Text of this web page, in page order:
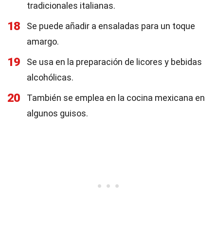
tradicionales italianas.
18
Se puede añadir a ensaladas para un toque
amargo.
19
Se usa en la preparación de licores y bebidas
alcohólicas.
20
También se emplea en la cocina mexicana en
algunos guisos.